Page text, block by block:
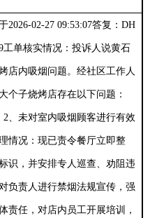
2026-02-27 09:53:07答复：DH
工单核实情况：投诉人说黄石
店内吸烟问题。经社区工作人
个子烧烤店存在以下问题：
2、未对室内吸烟顾客进行有效
情况：现已责令餐厅立即整
识，并安排专人巡查、劝阻违
负责人进行禁烟法规宣传，强
责任，对店内员工开展培训，